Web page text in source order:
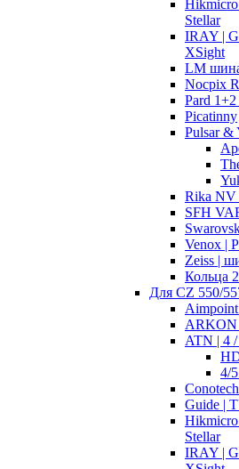
Stellar
IRAY |
XSight
LM
Nocpix
Pard
Picatinny
Pulsar &
Rika NV
SFH
Venox |
Zeiss |
Кольца
Для CZ 550/
ARKON
ATN | 4
4/
Guide |
Stellar
IRAY |